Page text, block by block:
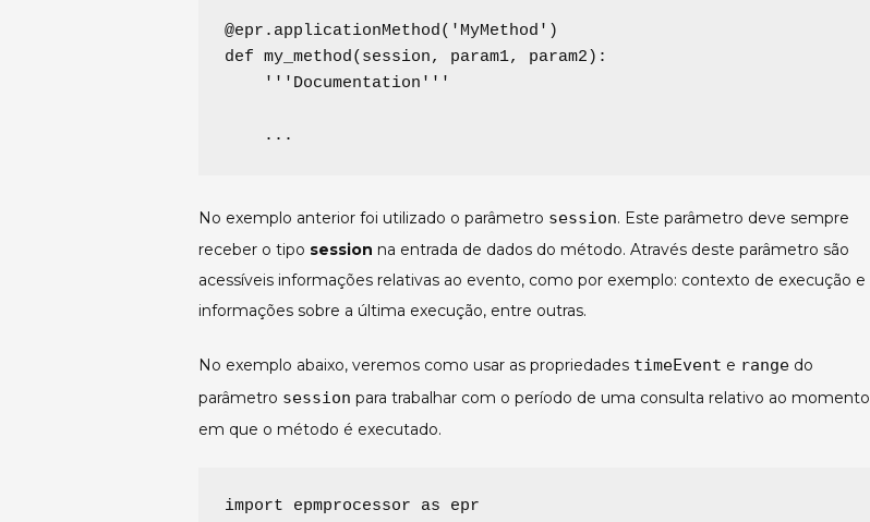
@epr.applicationMethod( ' MyMethod '
def my_method( session, param1, param2 ):
''' Documentation '''
...
No exemplo anterior foi utilizado o parâmetro session. Este parâmetro deve sempre
receber o tipo session na entrada de dados do método. Através deste parâmetro são
acessíveis informações relativas ao evento, como por exemplo: contexto de execução e
informações sobre a última execução, entre outras.
No exemplo abaixo, veremos como usar as propriedades timeEvent e range do
parâmetro session para trabalhar com o período de uma consulta relativo ao momento
em que o método é executado.
import epmprocessor as